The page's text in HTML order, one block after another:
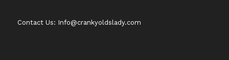
Contact Us: Info@crankyoldslady.com